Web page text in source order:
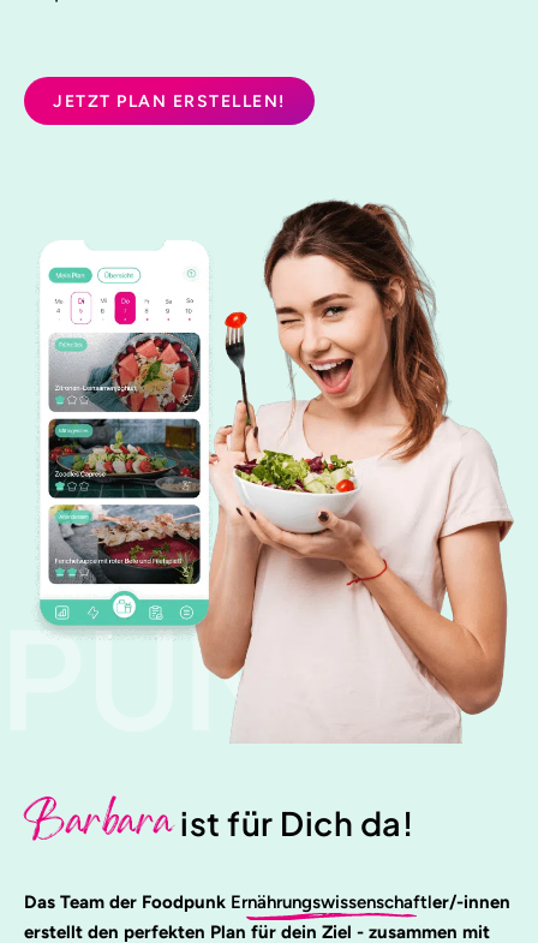
PUNK
JETZT PLAN ERSTELLEN!
Barbaraist für Dich da!
Das Team der Foodpunk Ernährungswissenschaftler/-innen
erstellt den perfekten Plan für dein Ziel - zusammen mit